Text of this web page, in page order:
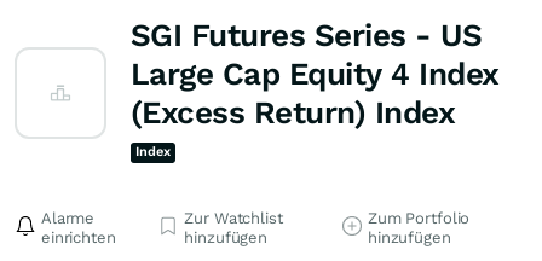
SGI Futures Series - US
Large Cap Equity 4 Index
(Excess Return) Index
Index
Alarme
einrichten
Zur Watchlist
hinzufügen
Zum Portfolio
hinzufügen